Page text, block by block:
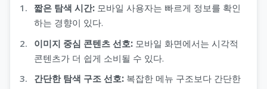
짧은 탐색 시간: 모바일 사용자는 빠르게 정보를 확인
하는 경향이 있다.
이미지 중심 콘텐츠 선호: 모바일 화면에서는 시각적
콘텐츠가 더 쉽게 소비될 수 있다.
간단한 탐색 구조 선호: 복잡한 메뉴 구조보다 간단한